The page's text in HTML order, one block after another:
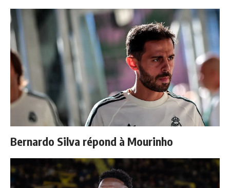
Bernardo Silva répond à Mourinho